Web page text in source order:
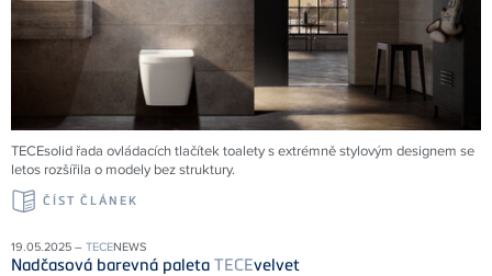
TECEsolid řada ovládacích tlačítek toalety s extrémně stylovým designem se
letos rozšířila o modely bez struktury.
ČÍST ČLÁNEK
19.05.2025 – TECENEWS
Nadčasová barevná paleta TECEvelvet